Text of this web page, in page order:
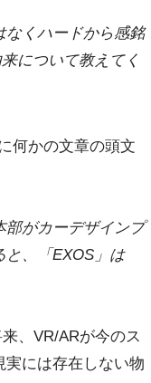
くハードから感銘
について教えてく
何かの文章の頭文
がカーデザインプ
と、「EXOS」は
、VR/ARが今のス
には存在しない物